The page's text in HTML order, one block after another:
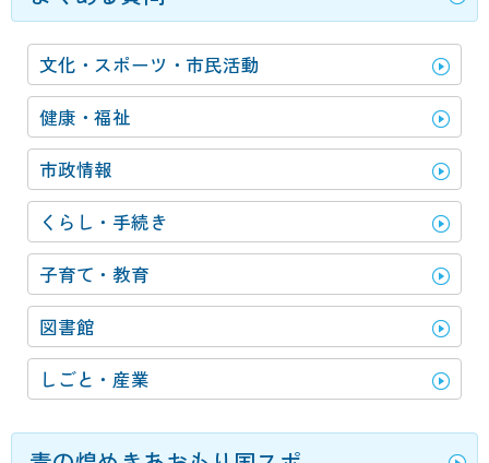
文化・スポーツ・市民活動
健康・福祉
市政情報
くらし・手続き
子育て・教育
図書館
しごと・産業